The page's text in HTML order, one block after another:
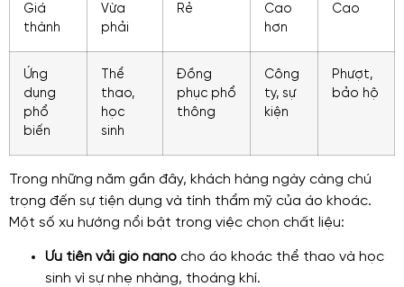
Giá
thành
Vừa
phải
Rẻ
Cao
hơn
Cao
Ứng
dụng
phổ
biến
Thể
thao,
học
sinh
Đồng
phục phổ
thông
Công
ty, sự
kiện
Phượt,
bảo hộ
Trong những năm gần đây, khách hàng ngày càng chú
trọng đến sự tiện dụng và tính thẩm mỹ của áo khoác.
Một số xu hướng nổi bật trong việc chọn chất liệu:
Ưu tiên vải gió nano cho áo khoác thể thao và học
sinh vì sự nhẹ nhàng, thoáng khí.